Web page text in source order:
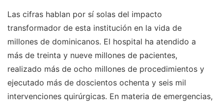
Las cifras hablan por sí solas del impacto
transformador de esta institución en la vida de
millones de dominicanos. El hospital ha atendido a
más de treinta y nueve millones de pacientes,
realizado más de ocho millones de procedimientos y
ejecutado más de doscientos ochenta y seis mil
intervenciones quirúrgicas. En materia de emergencias,